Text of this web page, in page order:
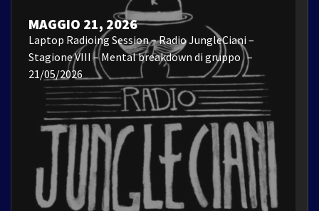
MAGGIO 21, 2026
Laptop Radioing Session – Radio JungleCiani –
Stagione VIII – Mental breakdown di gruppo –
21/05/2026